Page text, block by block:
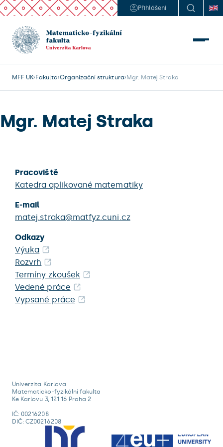
Přihlášení
MFF UK Fakulta Organizační struktura Mgr. Matej Straka
Mgr. Matej Straka
Pracoviště
Katedra aplikované matematiky
E-mail
matej.straka@matfyz.cuni.cz
Odkazy
Výuka
Rozvrh
Termíny zkoušek
Vedené práce
Vypsané práce
Univerzita Karlova
Matematicko-fyzikální fakulta
Ke Karlovu 3, 121 16 Praha 2
IČ: 00216208
DIČ: CZ00216208